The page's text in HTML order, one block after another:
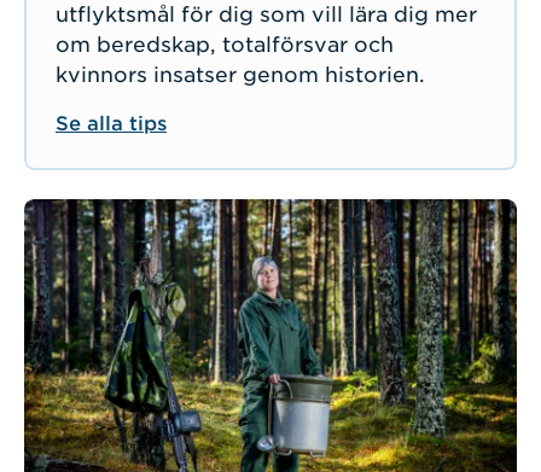
utflyktsmål för dig som vill lära dig mer
om beredskap, totalförsvar och
kvinnors insatser genom historien.
Se alla tips